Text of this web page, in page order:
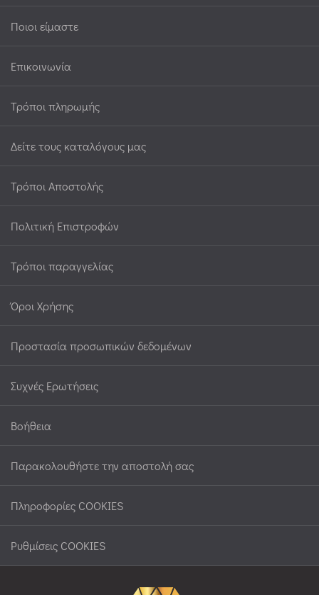
Ποιοι είμαστε
Επικοινωνία
Τρόποι πληρωμής
Δείτε τους καταλόγους μας
Τρόποι Αποστολής
Πολιτική Επιστροφών
Τρόποι παραγγελίας
Όροι Χρήσης
Προστασία προσωπικών δεδομένων
Συχνές Ερωτήσεις
Βοήθεια
Παρακολουθήστε την αποστολή σας
Πληροφορίες COOKIES
Ρυθμίσεις COOKIES